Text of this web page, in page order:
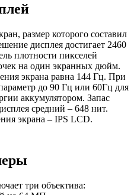
размер которого составил
дисплея достигает 2460
плотности пикселей
на один экранных дюйм.
экрана равна 144 Гц. При
до 90 Гц или 60Гц для
аккумулятором. Запас
средний – 648 нит.
экрана – IPS LCD.
три объектива: